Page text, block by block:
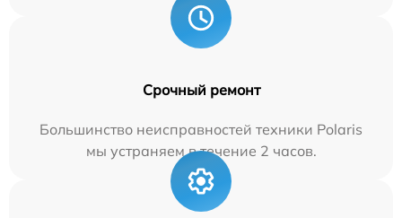
Срочный ремонт
Большинство неисправностей техники Polaris
мы устраняем в течение 2 часов.